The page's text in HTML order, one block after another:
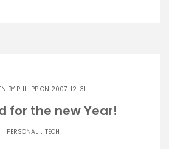
BY PHILIPP ON 2007-12-31
for the new Year!
PERSONAL. TECH